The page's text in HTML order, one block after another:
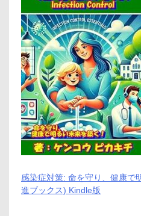
感染症対策: 命を守り、健康で
進ブックス) Kindle版